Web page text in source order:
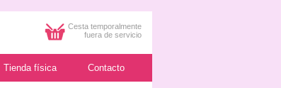
Cesta temporalmente
fuera de servicio
Tienda física Contacto